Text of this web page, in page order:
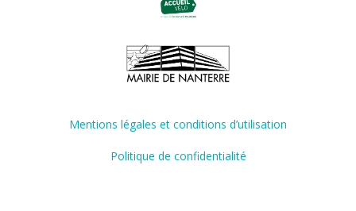
Mentions légales et conditions d’utilisation
Politique de confidentialité